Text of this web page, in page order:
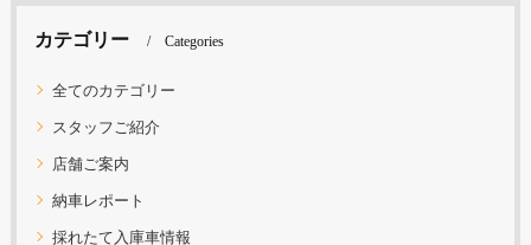
カテゴリー Categories
全てのカテゴリー
スタッフご紹介
店舗ご案内
納車レポート
採れたて入庫車情報